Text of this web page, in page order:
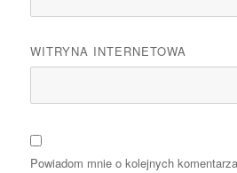
WITRYNA INTERNETOWA
Powiadom mnie o kolejnych